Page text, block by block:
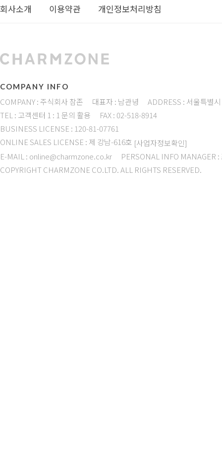
회사소개 이용약관 개인정보처리방침
COMPANY INFO
COMPANY : 주식회사 참존 대표자 : 남관녕
ADDRESS : 서울특별
TEL : 고객센터 1 : 1 문의 활용
FAX : 02-518-8914
BUSINESS LICENSE : 120-81-07761
ONLINE SALES LICENSE : 제 강남-616호 [사업자정보확인]
E-MAIL : online@charmzone.co.kr
PERSONAL INFO MANAGER :
COPYRIGHT CHARMZONE CO.LTD. ALL RIGHTS RESERVED.